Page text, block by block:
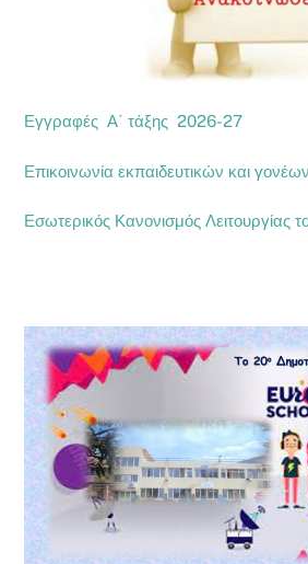
Εγγραφές Α΄ τάξης 2026-27
Επικοινωνία εκπαιδευτικών και
Εσωτερικός Κανονισμός Λειτουργίας